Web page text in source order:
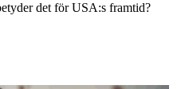
det för USA:s framtid?